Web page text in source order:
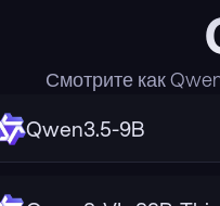
Смотрите как
Qwen3.5-9B